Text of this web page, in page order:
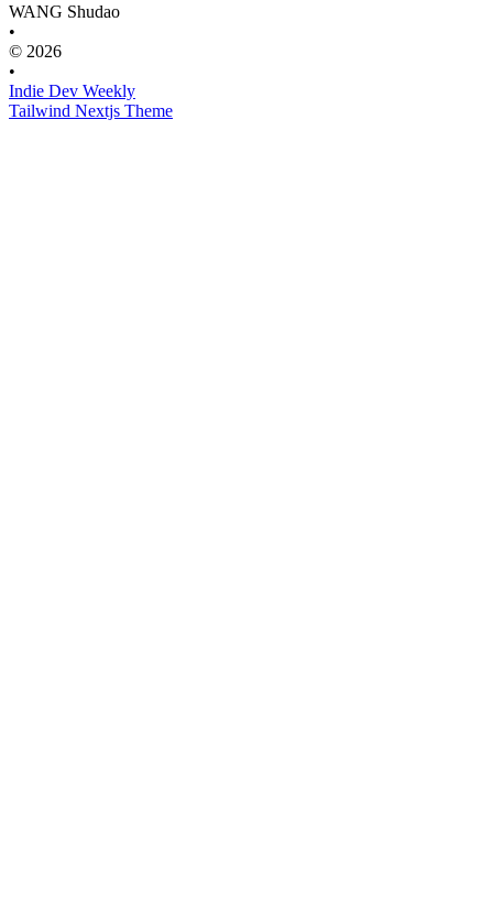
WANG Shudao
•
© 2026
•
Indie Dev Weekly
Tailwind Nextjs Theme